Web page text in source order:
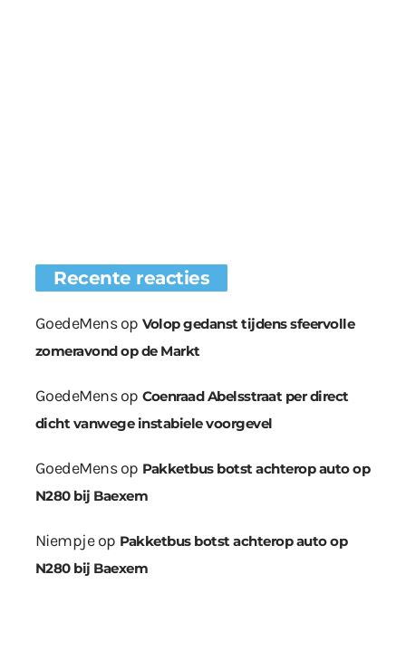
Recente reacties
GoedeMensop Volop gedanst tijdens sfeervolle
zomeravond op de Markt
GoedeMensop Coenraad Abelsstraat per direct
dicht vanwege instabiele voorgevel
GoedeMensop Pakketbus botst achterop auto op
N280 bij Baexem
Niempjeop Pakketbus botst achterop auto op
N280 bij Baexem